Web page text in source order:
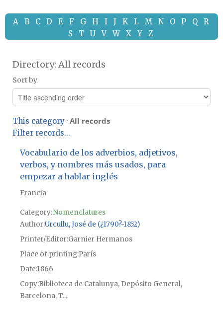
A B C D E F G H I J K L M N O P Q
R
S
T U V W X Y Z
Directory: All records
Sort by
This category · All records
Filter records...
Vocabulario de los adverbios, adjetivos,
verbos, y nombres más usados, para
empezar a hablar inglés
Francia
Category:Nomenclatures
Author Urcullu, José de (¿1790?-1852)
Printer/Editor Garnier Hermanos
Place of printingParís
Date1866
CopyBiblioteca de Catalunya, Depósito General,
Barcelona, T...